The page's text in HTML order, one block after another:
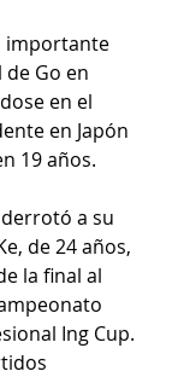
importante
Go en
en el
en Japón
19 años.
a su
de 24 años,
la final al
Ing Cup.